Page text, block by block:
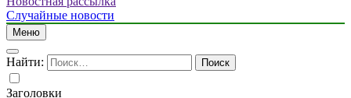
Случайные новости
Меню
Найти:
Заголовки